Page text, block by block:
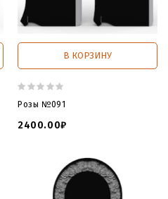
В КОРЗИНУ
Розы №091
2400.00₽